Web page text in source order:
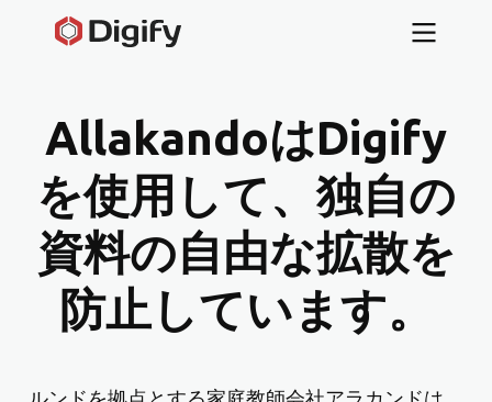
AllakandoはDigify
を使用して、独自の
資料の自由な拡散を
防止しています。
ルンドを拠点とする家庭教師会社アラカンドは、